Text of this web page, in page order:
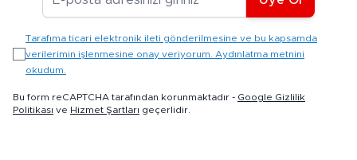
Tarafıma ticari elektronik ileti gönderilmesine ve bu kapsamda
verilerimin işlenmesine onay veriyorum. Aydınlatma metnini
okudum.
Bu form reCAPTCHA tarafından korunmaktadır - Google Gizlilik
Politikası ve Hizmet Şartları geçerlidir.